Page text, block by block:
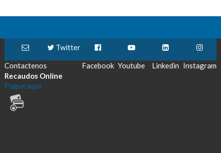
Contactenos
Twitter
Facebook Youtube Linkedin Instagram
Recaudos Online
Pague aquí